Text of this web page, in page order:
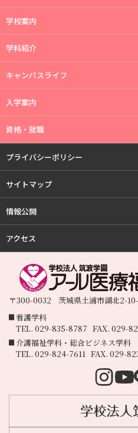
学校案内
学科紹介
キャンパスライフ
入学案内
資格・就職
プライバシーポリシー
サイトマップ
情報公開
アクセス
〒300-0032 茨城県土浦市湖北2-
看護学科
TEL. 029-835-8787 FAX.029-
介護福祉学科・総合ビジネス学科
TEL. 029-824-7611 FAX.029-